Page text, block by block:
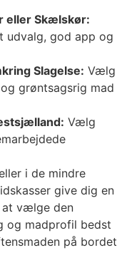
eller Skælskør:
udvalg, god app og
Slagelse: Vælg
grøntsagsrig mad
Vælg
i de mindre
give dig en
at vælge den
og madprofil bedst
på bordet